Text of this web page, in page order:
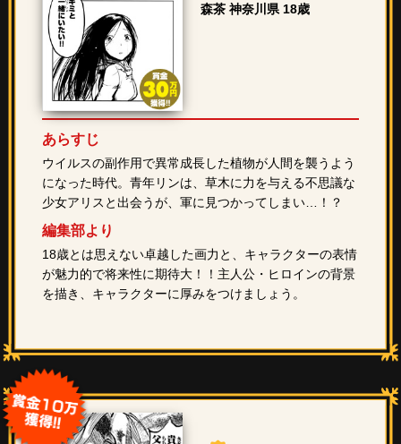
森茶 神奈川県 18歳
あらすじ
ウイルスの副作用で異常成長した植物が人間を襲うよう
になった時代。青年リンは、草木に力を与える不思議な
少女アリスと出会うが、軍に見つかってしまい…！？
編集部より
18歳とは思えない卓越した画力と、キャラクターの表情
が魅力的で将来性に期待大！！主人公・ヒロインの背景
を描き、キャラクターに厚みをつけましょう。